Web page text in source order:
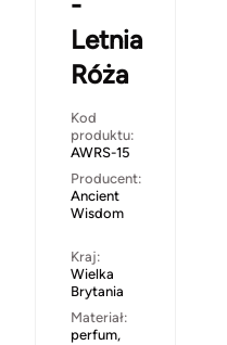
Letnia
Róża
Kod
produktu:
AWRS-15
Producent:
Ancient
Wisdom
Kraj:
Wielka
Brytania
Materiał:
perfum,